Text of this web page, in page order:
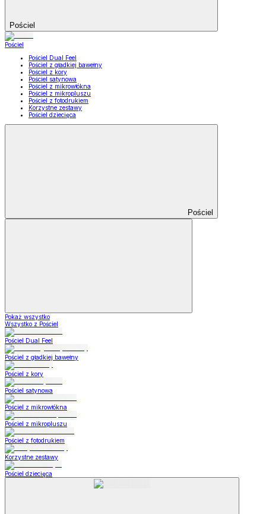
Pościel
Pościel
Pościel Dual Feel
Pościel z gładkiej bawełny
Pościel z kory
Pościel satynowa
Pościel z mikrowłókna
Pościel z mikropluszu
Pościel z fotodrukiem
Korzystne zestawy
Pościel dziecięca
Pościel
Pokaż wszystko
Wszystko z Pościel
Pościel Dual Feel
Pościel z gładkiej bawełny
Pościel z kory
Pościel satynowa
Pościel z mikrowłókna
Pościel z mikropluszu
Pościel z fotodrukiem
Korzystne zestawy
Pościel dziecięca